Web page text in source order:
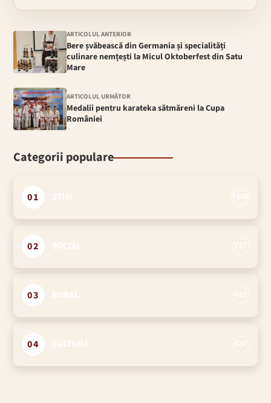
ARTICOLUL ANTERIOR
Bere șvăbească din Germania și specialități
culinare nemțești la Micul Oktoberfest din Satu
Mare
ARTICOLUL URMĂTOR
Medalii pentru karateka sătmăreni la Cupa
României
Categorii populare
01
02
03
04